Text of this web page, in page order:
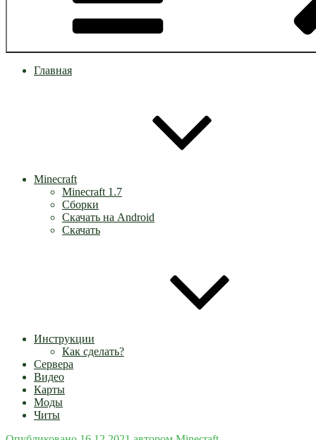
Главная
Minecraft
Minecraft 1.7
Сборки
Скачать на Android
Скачать
Инструкции
Как сделать?
Сервера
Видео
Карты
Моды
Читы